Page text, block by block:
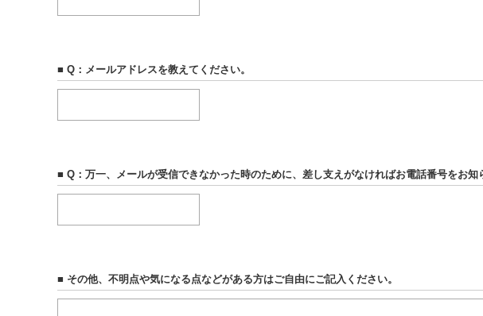
■ Q：メールアドレスを教えてください。
■ Q：万一、メールが受信できなかった時のために、差し支えがなければお電話番号をお知
■ その他、不明点や気になる点などがある方はご自由にご記入ください。